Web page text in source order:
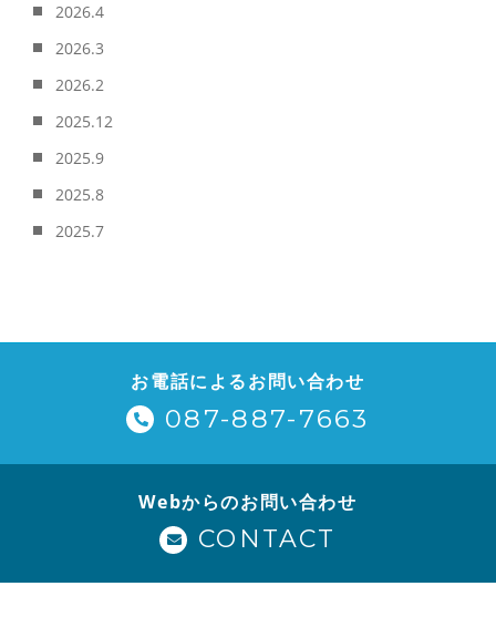
2026.4
2026.3
2026.2
2025.12
2025.9
2025.8
2025.7
お電話によるお問い合わせ
087-887-7663
Webからのお問い合わせ
CONTACT